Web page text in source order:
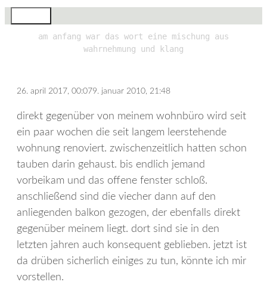
am anfang war das wort eine mischung aus
wahrnehmung und klang
26. april 2017, 00:079. januar 2010, 21:48
direkt gegenüber von meinem wohnbüro wird seit
ein paar wochen die seit langem leerstehende
wohnung renoviert. zwischenzeitlich hatten schon
tauben darin gehaust. bis endlich jemand
vorbeikam und das offene fenster schloß.
anschließend sind die viecher dann auf den
anliegenden balkon gezogen, der ebenfalls direkt
gegenüber meinem liegt. dort sind sie in den
letzten jahren auch konsequent geblieben. jetzt ist
da drüben sicherlich einiges zu tun, könnte ich mir
vorstellen.